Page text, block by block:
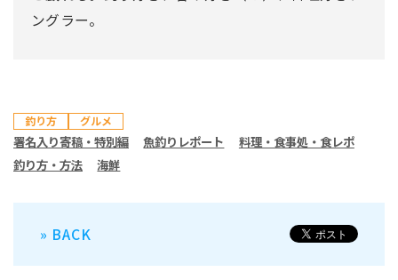
ングラー。
釣り方 グルメ
署名入り寄稿・特別編 魚釣りレポート
料理・食事処・食レポ
釣り方・方法
海鮮
» BACK